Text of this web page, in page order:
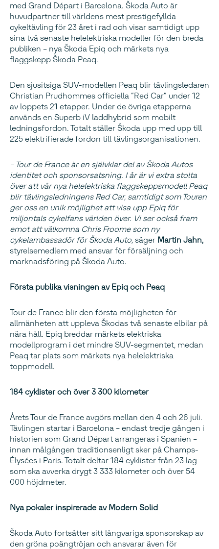
med Grand Départ i Barcelona. Škoda Auto är
huvudpartner till världens mest prestigefyllda
cykeltävling för 23 året i rad och visar samtidigt upp
sina två senaste helelektriska modeller för den breda
publiken – nya Škoda Epiq och märkets nya
flaggskepp Škoda Peaq.
Den sjusitsiga SUV-modellen Peaq blir tävlingsledaren
Christian Prudhommes officiella ”Red Car” under 12
av loppets 21 etapper. Under de övriga etapperna
används en Superb iV laddhybrid som mobilt
ledningsfordon. Totalt ställer Škoda upp med upp till
225 elektrifierade fordon till tävlingsorganisationen.
– Tour de France är en självklar del av Škoda Autos
identitet och sponsorsatsning. I år är vi extra stolta
över att vår nya helelektriska flaggskeppsmodell Peaq
blir tävlingsledningens Red Car, samtidigt som Touren
ger oss en unik möjlighet att visa upp Epiq för
miljontals cykelfans världen över. Vi ser också fram
emot att välkomna Chris Froome som ny
cykelambassadör för Škoda Auto, säger Martin Jahn,
styrelsemedlem med ansvar för försäljning och
marknadsföring på Škoda Auto.
Första publika visningen av Epiq och Peaq
Tour de France blir den första möjligheten för
allmänheten att uppleva Škodas två senaste elbilar på
nära håll. Epiq breddar märkets elektriska
modellprogram i det mindre SUV-segmentet, medan
Peaq tar plats som märkets nya helelektriska
toppmodell.
184 cyklister och över 3 300 kilometer
Årets Tour de France avgörs mellan den 4 och 26 juli.
Tävlingen startar i Barcelona – endast tredje gången i
historien som Grand Départ arrangeras i Spanien –
innan målgången traditionsenligt sker på Champs-
Élysées i Paris. Totalt deltar 184 cyklister från 23 lag
som ska avverka drygt 3 333 kilometer och över 54
000 höjdmeter.
Nya pokaler inspirerade av Modern Solid
Škoda Auto fortsätter sitt långvariga sponsorskap av
den gröna poängtröjan och ansvarar även för